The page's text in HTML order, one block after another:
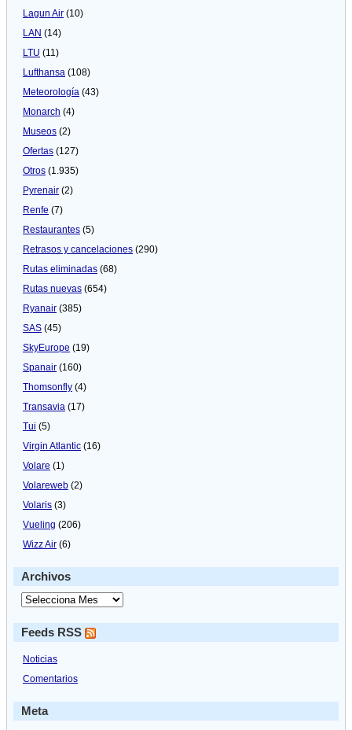
Lagun Air (10)
LAN (14)
LTU (11)
Lufthansa (108)
Meteorologí­a (43)
Monarch (4)
Museos (2)
Ofertas (127)
Otros (1.935)
Pyrenair (2)
Renfe (7)
Restaurantes (5)
Retrasos y cancelaciones (290)
Rutas eliminadas (68)
Rutas nuevas (654)
Ryanair (385)
SAS (45)
SkyEurope (19)
Spanair (160)
Thomsonfly (4)
Transavia (17)
Tui (5)
Virgin Atlantic (16)
Volare (1)
Volareweb (2)
Volaris (3)
Vueling (206)
Wizz Air (6)
Archivos
Feeds RSS
Noticias
Comentarios
Meta